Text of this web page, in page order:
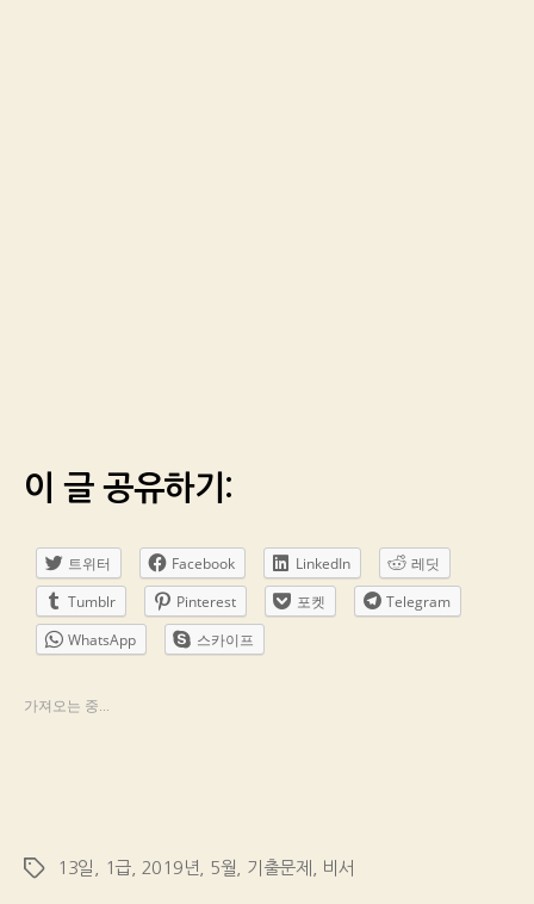
이 글 공유하기:
트위터 Facebook LinkedIn
레딧
Tumblr
Pinterest 포켓
Telegram
WhatsApp
스카이프
가져오는 중...
Tags 13일 1급 2019년 5월 기출문제 비서